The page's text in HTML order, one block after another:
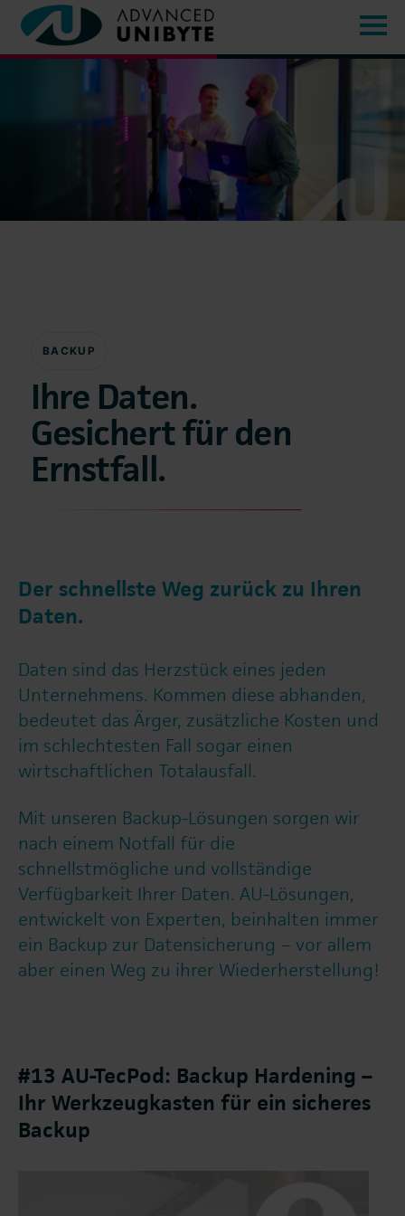
BACKUP
Ihre Daten.
Gesichert für den
Ernstfall.
Der schnellste Weg zurück zu Ihren
Daten.
Daten sind das Herzstück eines jeden
Unternehmens. Kommen diese abhanden,
bedeutet das Ärger, zusätzliche Kosten und
im schlechtesten Fall sogar einen
wirtschaftlichen Totalausfall.
Mit unseren Backup-Lösungen sorgen wir
nach einem Notfall für die
schnellstmögliche und vollständige
Verfügbarkeit Ihrer Daten. AU-Lösungen,
entwickelt von Experten, beinhalten immer
ein Backup zur Datensicherung − vor allem
aber einen Weg zu ihrer Wiederherstellung!
#13 AU-TecPod: Backup Hardening –
Ihr Werkzeugkasten für ein sicheres
Backup